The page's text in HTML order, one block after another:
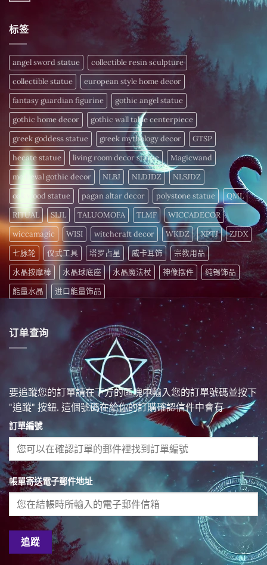
晓〉
中
频
率
疗
愈
〉
中
–
为
您
的
细
胞
注
入
活
力〉
中
标签
angel sword statue
collectible resin sculpture
collectible statue
european style home decor
fantasy guardian figurine
gothic angel statue
gothic home decor
gothic wall table centerpiece
greek goddess statue
greek mythology decor
GTSP
hecate statue
living room decor statue
Magicwand
medieval gothic decor
NLBJ NLDJDZ
NLSJDZ
oak wood statue
pagan altar decor polystone statue
QML
RITUAL
SLJL TALUOMOFA TLMF
WICCADECOR
wiccamagic
WISI witchcraft decor WKDZ XPTJ
ZJDX
七脉轮
仪式工具 塔罗占星 威卡耳饰
宗教用品
水晶按摩棒
水晶球底座 水晶魔法杖 神像摆件
纯锡饰品
能量水晶
进口能量饰品
订单查询
要追蹤您的訂單請在下方的區塊中輸入您的訂單號碼並按下
"追蹤" 按鈕. 這個號碼在給你的訂購確認信件中會有
訂單編號
帳單寄送電子郵件地址
追蹤